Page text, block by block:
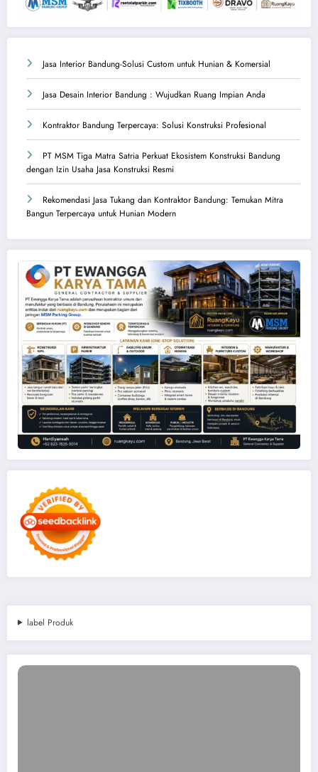
Jasa Interior Bandung-Solusi Custom untuk Hunian & Komersial
Jasa Desain Interior Bandung : Wujudkan Ruang Impian Anda
Kontraktor Bandung Terpercaya: Solusi Konstruksi Profesional
PT MSM Tiga Matra Satria Perkuat Ekosistem Konstruksi Bandung
dengan Izin Usaha Jasa Konstruksi Resmi
Rekomendasi Jasa Tukang dan Kontraktor Bandung: Temukan Mitra
Bangun Terpercaya untuk Hunian Modern
label Produk